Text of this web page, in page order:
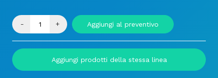
- + Aggiungi al preventivo
Aggiungi prodotti della stessa linea